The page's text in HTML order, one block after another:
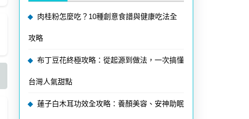
肉桂粉怎麼吃？10種創意食譜與健康吃法全
攻略
布丁豆花終極攻略：從起源到做法，一次搞懂
台灣人氣甜點
蓮子白木耳功效全攻略：養顏美容、安神助眠